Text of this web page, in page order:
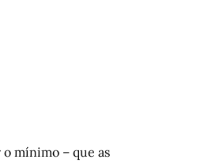
mínimo – que as